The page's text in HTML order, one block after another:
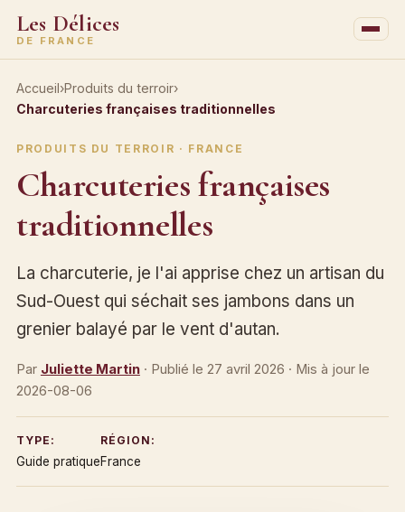
Les Délices
DE FRANCE
Accueil›Produits du terroir›
Charcuteries françaises traditionnelles
PRODUITS DU TERROIR · FRANCE
Charcuteries françaises
traditionnelles
La charcuterie, je l'ai apprise chez un artisan du
Sud-Ouest qui séchait ses jambons dans un
grenier balayé par le vent d'autan.
Par Juliette Martin· Publié le 27 avril 2026 · Mis à jour le
2026-08-06
TYPE:
Guide pratique
RÉGION:
France